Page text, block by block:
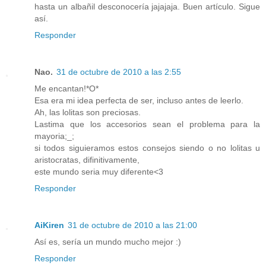
hasta un albañil desconocería jajajaja. Buen artículo. Sigue
así.
Responder
Nao. 31 de octubre de 2010 a las 2:55
Me encantan!*O*
Esa era mi idea perfecta de ser, incluso antes de leerlo.
Ah, las lolitas son preciosas.
Lastima que los accesorios sean el problema para la
mayoria;_;
si todos siguieramos estos consejos siendo o no lolitas u
aristocratas, difinitivamente,
este mundo seria muy diferente<3
Responder
AiKiren 31 de octubre de 2010 a las 21:00
Así es, sería un mundo mucho mejor :)
Responder